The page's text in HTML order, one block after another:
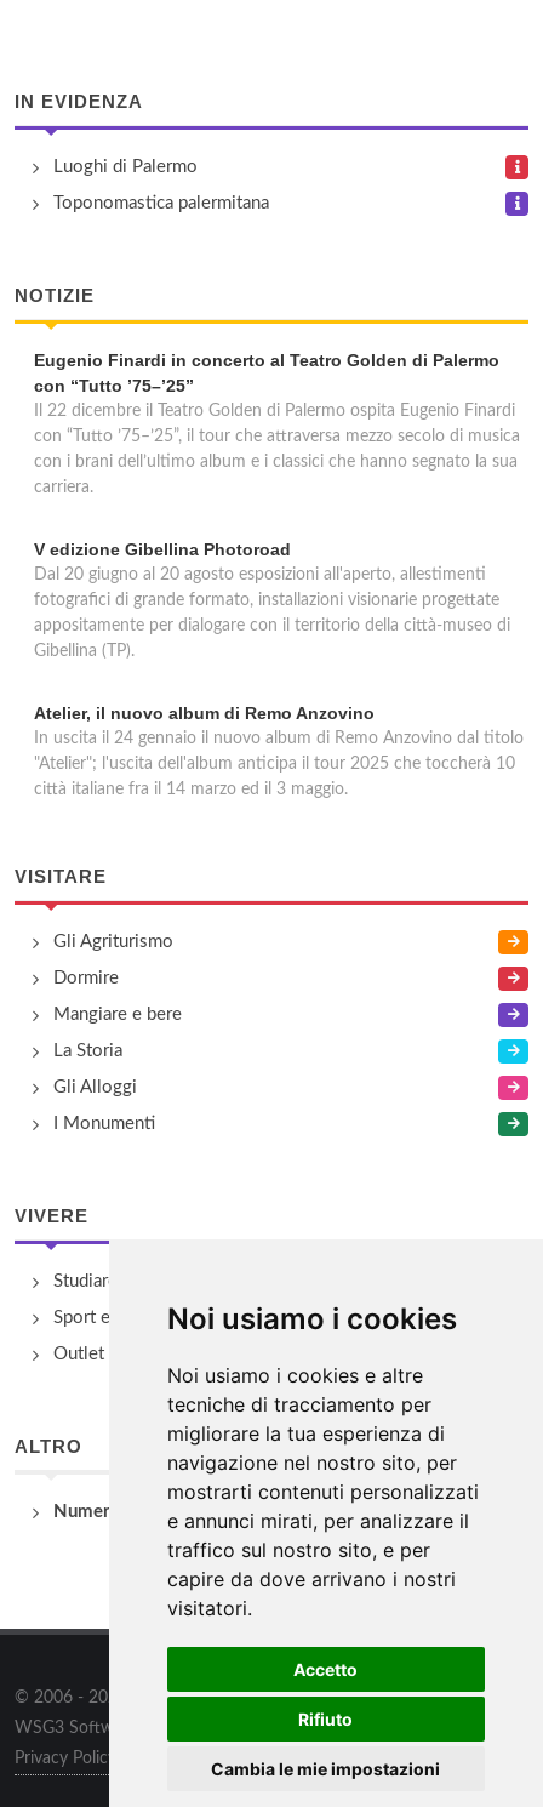
Noi usiamo i cookies
Noi usiamo i cookies e altre
tecniche di tracciamento per
migliorare la tua esperienza di
navigazione nel nostro sito, per
mostrarti contenuti personalizzati
e annunci mirati, per analizzare il
traffico sul nostro sito, e per
capire da dove arrivano i nostri
visitatori.
Accetto
Rifiuto
Cambia le mie impostazioni
IN EVIDENZA
Luoghi di Palermo
Toponomastica palermitana
NOTIZIE
Eugenio Finardi in concerto al Teatro Golden di Palermo
con “Tutto ’75–’25”
Il 22 dicembre il Teatro Golden di Palermo ospita Eugenio Finardi
con “Tutto ’75–’25”, il tour che attraversa mezzo secolo di musica
con i brani dell’ultimo album e i classici che hanno segnato la sua
carriera.
V edizione Gibellina Photoroad
Dal 20 giugno al 20 agosto esposizioni all'aperto, allestimenti
fotografici di grande formato, installazioni visionarie progettate
appositamente per dialogare con il territorio della città-museo di
Gibellina (TP).
Atelier, il nuovo album di Remo Anzovino
In uscita il 24 gennaio il nuovo album di Remo Anzovino dal titolo
"Atelier"; l'uscita dell'album anticipa il tour 2025 che toccherà 10
città italiane fra il 14 marzo ed il 3 maggio.
VISITARE
Gli Agriturismo
Dormire
Mangiare e bere
La Storia
Gli Alloggi
I Monumenti
VIVERE
Studiare
Sport e Benessere
Outlet e spacci aziendali
ALTRO
Numeri Utili
© 2006 - 2026 WSG3 STUDIOtutti i diritti riservati. Powered by
WSG3 Software
Privacy Policy
Preferenze sui Cookies